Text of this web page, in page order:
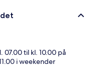
til kl. 10.00 på
i weekender